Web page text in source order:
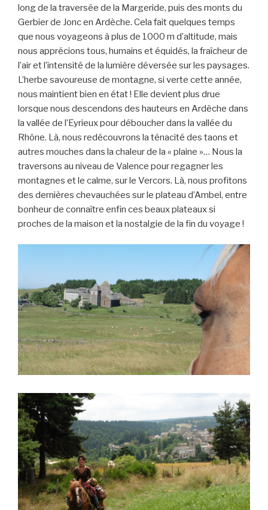
long de la traversée de la Margeride, puis des monts du
Gerbier de Jonc en Ardèche. Cela fait quelques temps
que nous voyageons à plus de 1000 m d’altitude, mais
nous apprécions tous, humains et équidés, la fraîcheur de
l’air et l’intensité de la lumière déversée sur les paysages.
L’herbe savoureuse de montagne, si verte cette année,
nous maintient bien en état ! Elle devient plus drue
lorsque nous descendons des hauteurs en Ardèche dans
la vallée de l’Eyrieux pour déboucher dans la vallée du
Rhône. Là, nous redécouvrons la ténacité des taons et
autres mouches dans la chaleur de la « plaine »… Nous la
traversons au niveau de Valence pour regagner les
montagnes et le calme, sur le Vercors. Là, nous profitons
des dernières chevauchées sur le plateau d’Ambel, entre
bonheur de connaître enfin ces beaux plateaux si
proches de la maison et la nostalgie de la fin du voyage !